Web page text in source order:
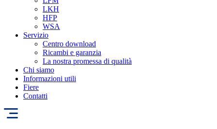
LKH
HFP
WSA
Servizio
Centro download
Ricambi e garanzia
La nostra promessa di qualità
Chi siamo
Informazioni utili
Fiere
Contatti